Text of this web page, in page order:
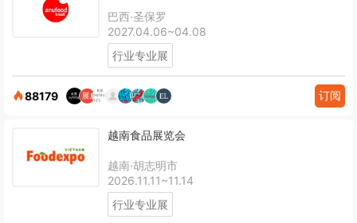
巴西·圣保罗
2027.04.06~04.08
行业专业展
88179 订阅
越南食品展览会
越南·胡志明市
2026.11.11~11.14
行业专业展